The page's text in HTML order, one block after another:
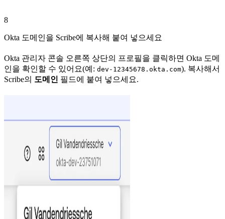
8
Okta 도메인을 Scribe에 복사해 붙여 넣으세요
Okta 관리자 콘솔 오른쪽 상단의 프로필을 클릭하면 Okta 도메
인을 확인할 수 있어요(예: dev-12345678.okta.com). 복사해서
Scribe의 도메인 필드에 붙여 넣으세요.